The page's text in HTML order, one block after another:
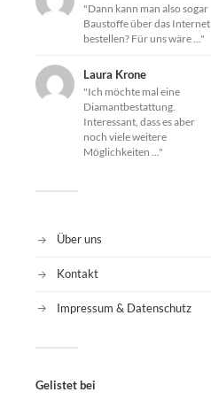
"Dann kann man also sogar
Baustoffe über das Internet
bestellen? Für uns wäre ..."
Laura Krone
"Ich möchte mal eine
Diamantbestattung.
Interessant, dass es aber
noch viele weitere
Möglichkeiten ..."
Über uns
Kontakt
Impressum & Datenschutz
Gelistet bei